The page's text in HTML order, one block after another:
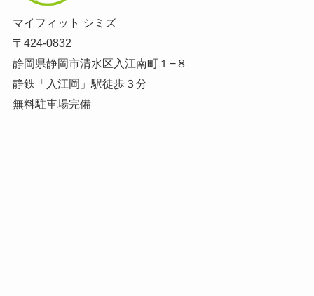
マイフィット シミズ
〒424-0832
静岡県静岡市清水区入江南町１−８
静鉄「入江岡」駅徒歩３分
無料駐車場完備